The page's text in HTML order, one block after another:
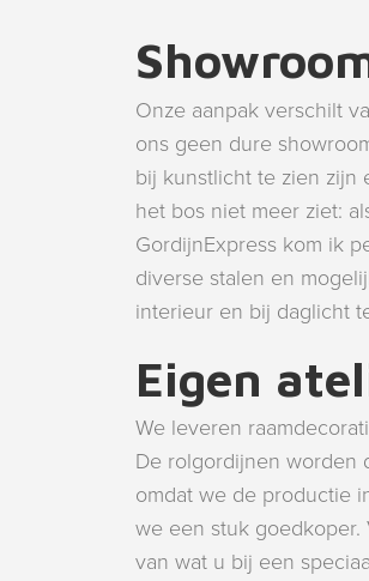
Onze aanpak verschilt
ons geen dure
bij kunstlicht te zien zijn
het bos niet meer ziet:
GordijnExpress kom ik
diverse stalen en
interieur en bij daglicht
Eigen
We leveren
De rolgordijnen worden
omdat we de productie
we een stuk
van wat u bij een